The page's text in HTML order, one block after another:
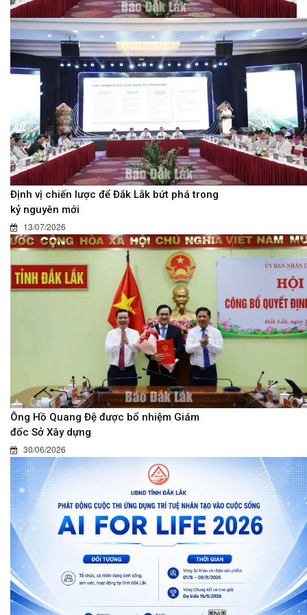
Định vị chiến lược để Đắk Lắk bứt phá trong
kỷ nguyên mới
13/07/2026
Ông Hồ Quang Đệ được bổ nhiệm Giám
đốc Sở Xây dựng
30/06/2026